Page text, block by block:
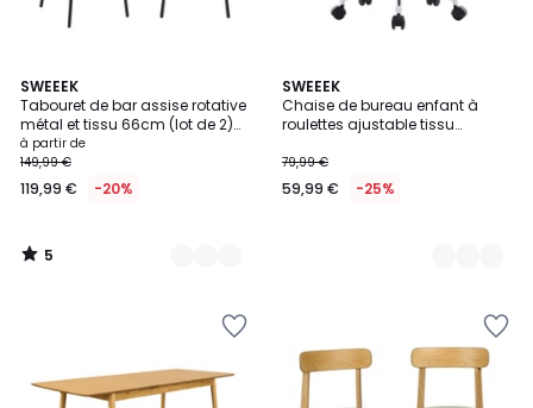
SWEEEK
Tabouret de bar assise rotative
métal et tissu 66cm (lot de 2)
IRIS
à partir de
149,99 €
119,99 € -20%
5
/
5
3
Couleurs
5
/
SWEEEK
Chaise de bureau enfant à
roulettes ajustable tissu
79,99 €
59,99 € -25%
2
Couleurs